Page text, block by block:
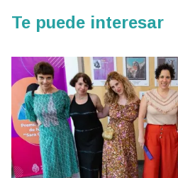
Te puede interesar